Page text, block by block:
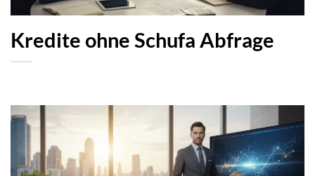
Kredite ohne Schufa Abfrage